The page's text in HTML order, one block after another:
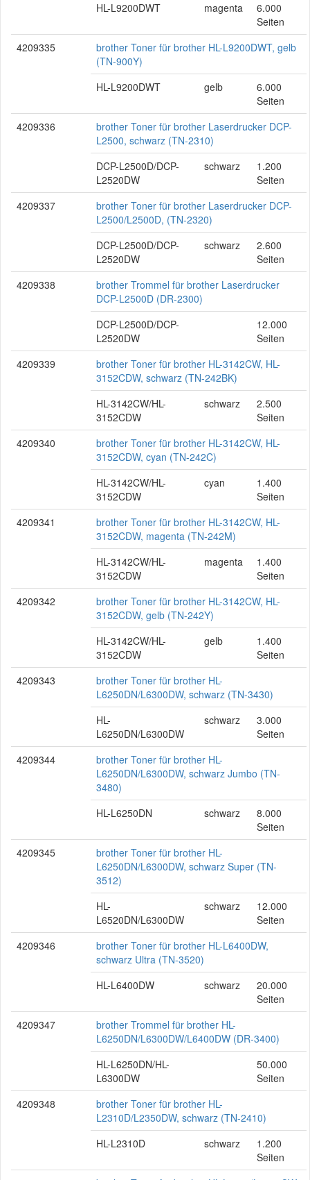
HL-L9200DWT
magenta
6.000
Seiten
4209335
brother Toner für brother HL-L9200DWT, gelb
(TN-900Y)
HL-L9200DWT
gelb
6.000
Seiten
4209336
brother Toner für brother Laserdrucker DCP-
L2500, schwarz (TN-2310)
DCP-L2500D/DCP-
L2520DW
schwarz
1.200
Seiten
4209337
brother Toner für brother Laserdrucker DCP-
L2500/L2500D, (TN-2320)
DCP-L2500D/DCP-
L2520DW
schwarz
2.600
Seiten
4209338
brother Trommel für brother Laserdrucker
DCP-L2500D (DR-2300)
DCP-L2500D/DCP-
L2520DW
12.000
Seiten
4209339
brother Toner für brother HL-3142CW, HL-
3152CDW, schwarz (TN-242BK)
HL-3142CW/HL-
3152CDW
schwarz
2.500
Seiten
4209340
brother Toner für brother HL-3142CW, HL-
3152CDW, cyan (TN-242C)
HL-3142CW/HL-
3152CDW
cyan
1.400
Seiten
4209341
brother Toner für brother HL-3142CW, HL-
3152CDW, magenta (TN-242M)
HL-3142CW/HL-
3152CDW
magenta
1.400
Seiten
4209342
brother Toner für brother HL-3142CW, HL-
3152CDW, gelb (TN-242Y)
HL-3142CW/HL-
3152CDW
gelb
1.400
Seiten
4209343
brother Toner für brother HL-
L6250DN/L6300DW, schwarz (TN-3430)
HL-
L6250DN/L6300DW
schwarz
3.000
Seiten
4209344
brother Toner für brother HL-
L6250DN/L6300DW, schwarz Jumbo (TN-
3480)
HL-L6250DN
schwarz
8.000
Seiten
4209345
brother Toner für brother HL-
L6250DN/L6300DW, schwarz Super (TN-
3512)
HL-
L6520DN/L6300DW
schwarz
12.000
Seiten
4209346
brother Toner für brother HL-L6400DW,
schwarz Ultra (TN-3520)
HL-L6400DW
schwarz
20.000
Seiten
4209347
brother Trommel für brother HL-
L6250DN/L6300DW/L6400DW (DR-3400)
HL-L6250DN/HL-
L6300DW
50.000
Seiten
4209348
brother Toner für brother HL-
L2310D/L2350DW, schwarz (TN-2410)
HL-L2310D
schwarz
1.200
Seiten